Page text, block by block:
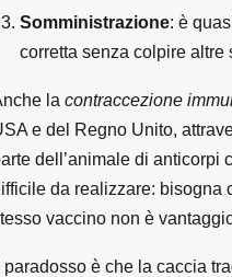
Somministrazione: è
corretta senza colpire altre
la contraccezione
e del Regno Unito,
dell’animale di anticorpi
da realizzare: bisogna
vaccino non è
Il paradosso è che la caccia